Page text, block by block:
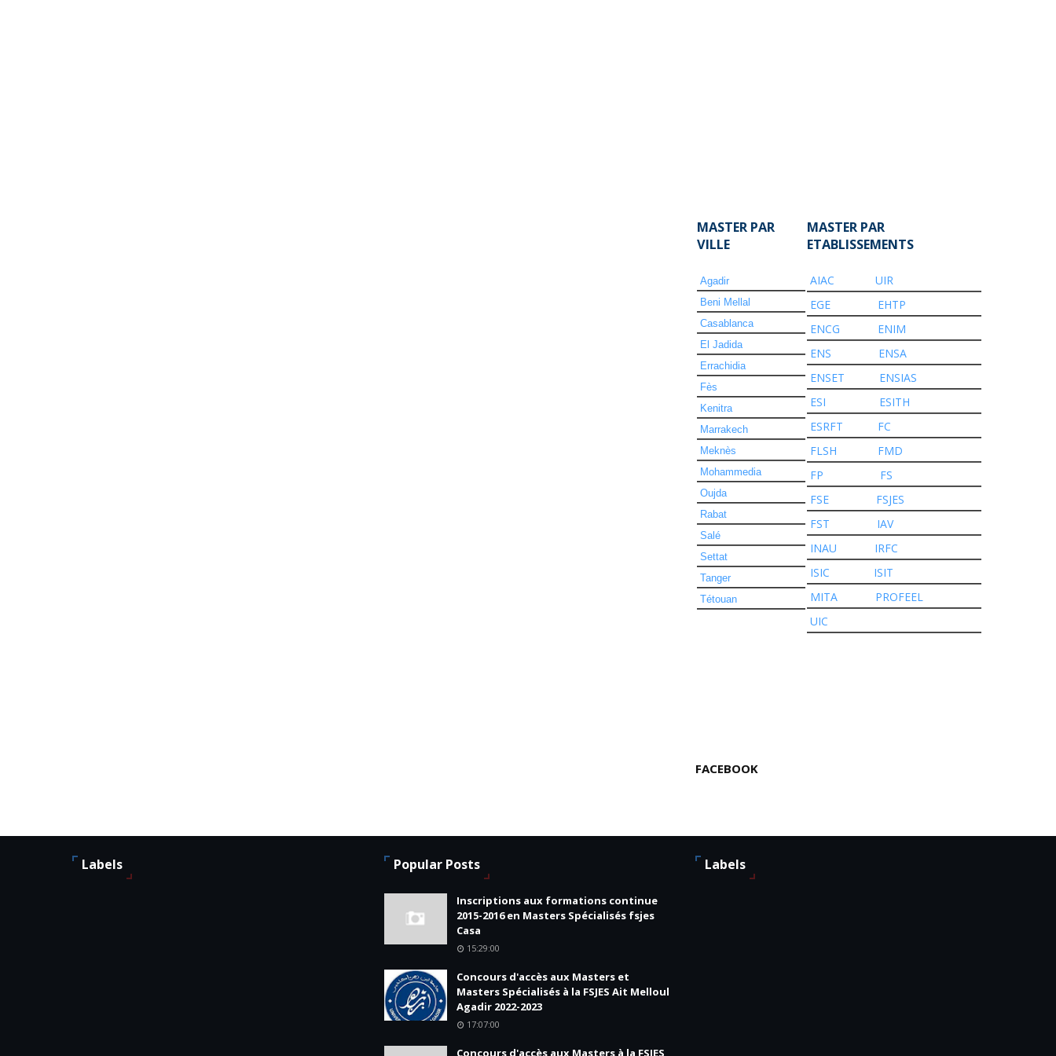
MASTER PAR
VILLE
MASTER PAR
ETABLISSEMENTS
Agadir
Beni Mellal
Casablanca
El Jadida
Errachidia
Fès
Kenitra
Marrakech
Meknès
Mohammedia
Oujda
Rabat
Salé
Settat
Tanger
Tétouan
AIAC
UIR
EGE
EHTP
ENCG
ENIM
ENS
ENSA
ENSET
ENSIAS
ESI
ESITH
ESRFT
FC
FLSH
FMD
FP
FS
FSE
FSJES
FST
IAV
INAU
IRFC
ISIC
ISIT
MITA
PROFEEL
UIC
FACEBOOK
Labels Popular Posts
Inscriptions aux formations continue
2015-2016 en Masters Spécialisés fsjes
Casa
15:29:00
Concours d'accès aux Masters et
Masters Spécialisés à la FSJES Ait Melloul
Agadir 2022-2023
17:07:00
Concours d'accès aux Masters à la FSJES
Labels